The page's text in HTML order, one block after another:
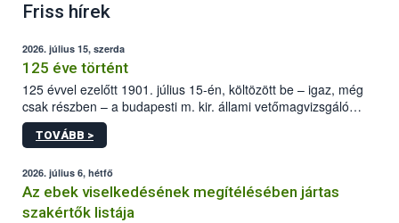
Friss hírek
2026. július 15, szerda
125 éve történt
125 évvel ezelőtt 1901. július 15-én, költözött be – igaz, még
csak részben – a budapesti m. kir. állami vetőmagvizsgáló
állomás a Kis Rókus utca 15. szám alatti, Czigler Győző által
tervezett új épületébe.
TOVÁBB >
2026. július 6, hétfő
Az ebek viselkedésének megítélésében jártas
szakértők listája